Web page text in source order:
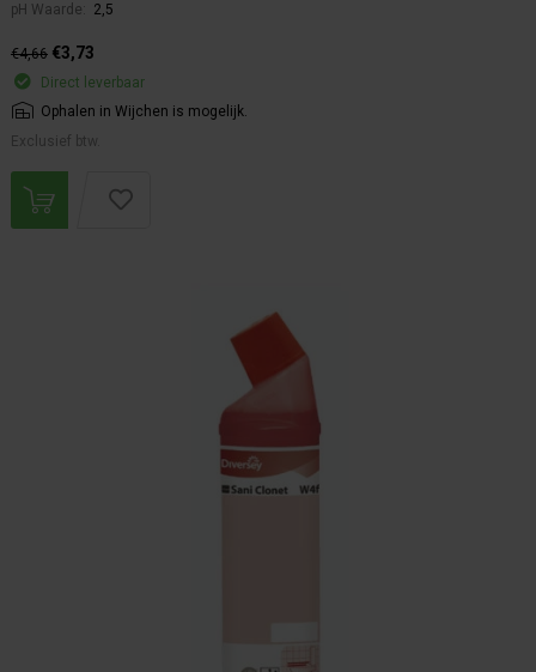
pH Waarde:
2,5
€4,66 €3,73
Direct leverbaar
Ophalen in Wijchen is mogelijk.
Exclusief btw.